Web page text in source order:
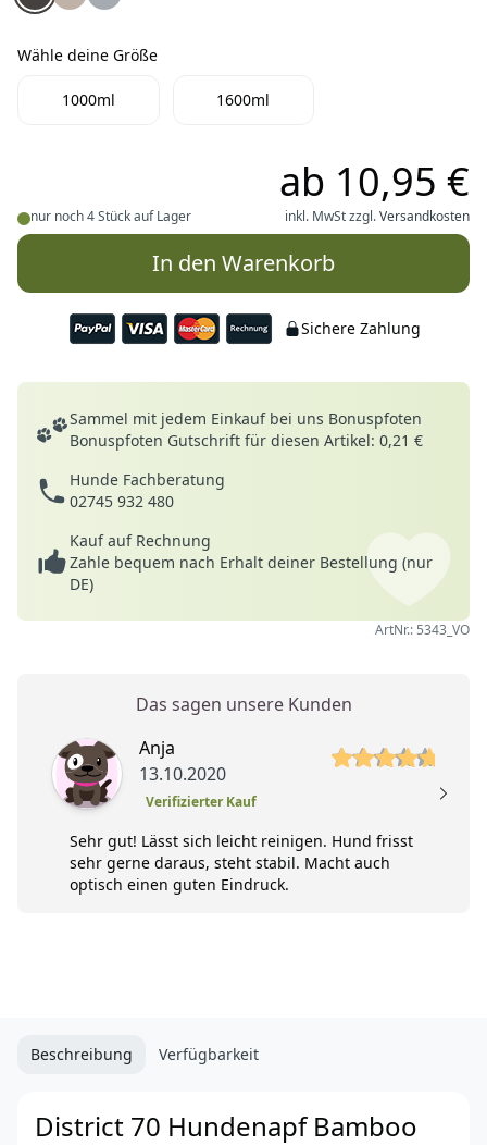
Wähle deine Größe
1000ml 1600ml
nur noch 4 Stück auf Lager
ab 10,95 €
inkl. MwSt zzgl.Versandkosten
In den Warenkorb
Sichere Zahlung
Deine Vorteile
Sammel mit jedem Einkauf bei uns Bonuspfoten
Bonuspfoten Gutschrift für diesen Artikel: 0,21 €
Hunde Fachberatung
02745 932 480
Kauf auf Rechnung
Zahle bequem nach Erhalt deiner Bestellung (nur
DE)
ArtNr.: 5343_VO
Das sagen unsere Kunden
Anja
13.10.2020
Verifizierter Kauf
5 von 5 Sterne
Sehr gut! Lässt sich leicht reinigen. Hund frisst
sehr gerne daraus, steht stabil. Macht auch
optisch einen guten Eindruck.
Beschreibung Verfügbarkeit
District 70 Hundenapf Bamboo